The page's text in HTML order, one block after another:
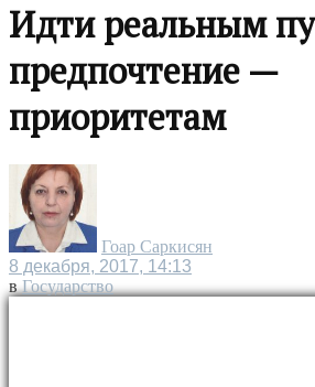
Идти реальным
предпочтение —
приоритетам
Гоар Саркисян
8 декабря, 2017, 14:13
в Государство